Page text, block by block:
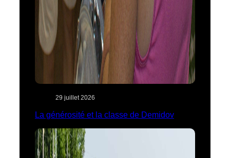
29 juillet 2026
La générosité et la classe de Demidov